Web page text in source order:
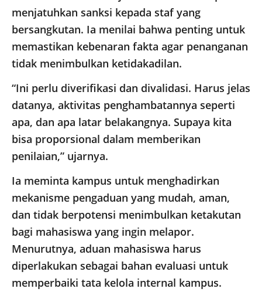
menjatuhkan sanksi kepada staf yang
bersangkutan. Ia menilai bahwa penting untuk
memastikan kebenaran fakta agar penanganan
tidak menimbulkan ketidakadilan.
“Ini perlu diverifikasi dan divalidasi. Harus jelas
datanya, aktivitas penghambatannya seperti
apa, dan apa latar belakangnya. Supaya kita
bisa proporsional dalam memberikan
penilaian,” ujarnya.
Ia meminta kampus untuk menghadirkan
mekanisme pengaduan yang mudah, aman,
dan tidak berpotensi menimbulkan ketakutan
bagi mahasiswa yang ingin melapor.
Menurutnya, aduan mahasiswa harus
diperlakukan sebagai bahan evaluasi untuk
memperbaiki tata kelola internal kampus.